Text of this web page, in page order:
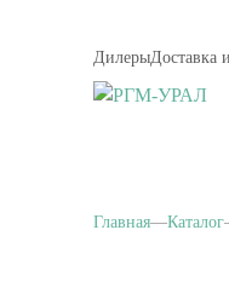
ДилерыДоставка
Главная Каталог